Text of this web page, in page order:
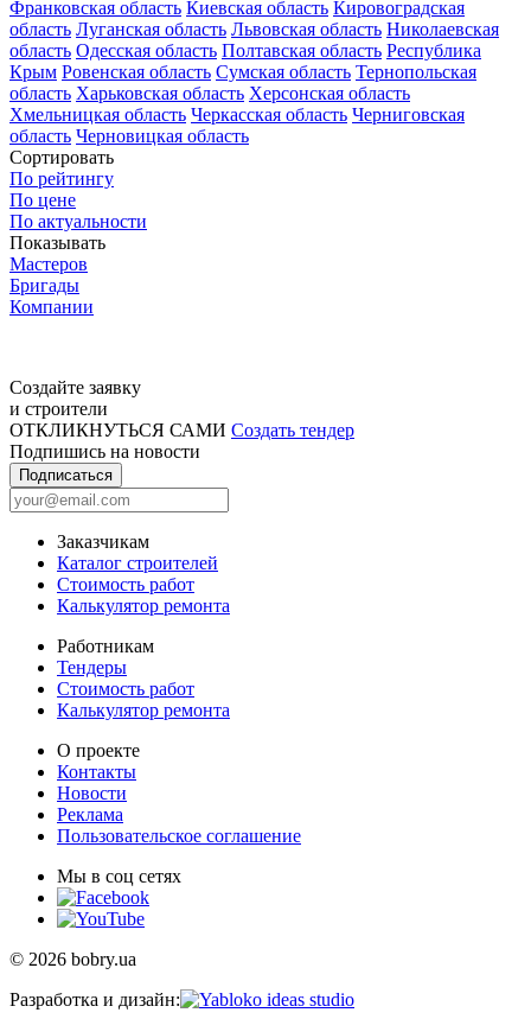
Франковская область Киевская область Кировоградская
область Луганская область Львовская область Николаевская
область Одесская область Полтавская область Республика
Крым Ровенская область Сумская область Тернопольская
область Харьковская область Херсонская область
Хмельницкая область Черкасская область Черниговская
область Черновицкая область
Сортировать
По рейтингу
По цене
По актуальности
Показывать
Мастеров
Бригады
Компании
Создайте заявку
и строители
ОТКЛИКНУТЬСЯ САМИ Создать тендер
Подпишись на новости
Подписаться
Заказчикам
Каталог строителей
Стоимость работ
Калькулятор ремонта
Работникам
Тендеры
Стоимость работ
Калькулятор ремонта
О проекте
Контакты
Новости
Реклама
Пользовательское соглашение
Мы в соц сетях
© 2026 bobry.ua
Разработка и дизайн: